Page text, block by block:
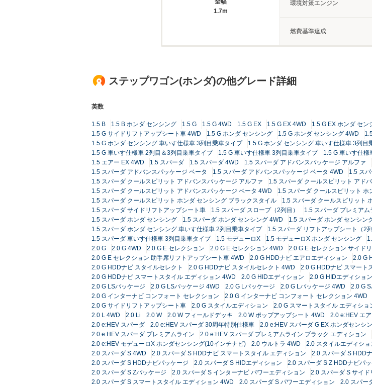
全幅
1.7m
環境対策エンジン
燃費基準達成
ステップワゴン(ホンダ)の他グレード詳細
英数
1.5 B 1.5 B ホンダ センシング 1.5 G 1.5 G 4WD 1.5 G EX 1.5 G EX 4WD 1.5 G EX ホンダ セン
1.5 G サイドリフトアップシート車 4WD
1.5 G ホンダ センシング 1.5 G ホンダ センシング 4WD
1.5 G ホンダ センシング 車いす仕様車 3列目乗車タイプ
1.5 G ホンダ センシング 車いす仕様車 3列目
1.5 G 車いす仕様車 2列目＆3列目乗車タイプ
1.5 G 車いす仕様車 3列目乗車タイプ 1.5 G 車いす仕様
1.5 エアー EX 4WD
1.5 スパーダ 1.5 スパーダ 4WD 1.5 スパーダ アドバンスパッケージ アルファ
1.5 スパーダ アドバンスパッケージ ベータ
1.5 スパーダ アドバンスパッケージ ベータ 4WD 1.5 ス
1.5 スパーダ クールスピリット アドバンスパッケージ アルファ
1.5 スパーダ クールスピリット アド
1.5 スパーダ クールスピリット アドバンスパッケージ ベータ 4WD
1.5 スパーダ クールスピリット ホ
1.5 スパーダ クールスピリット ホンダ センシング ブラックスタイル
1.5 スパーダ クールスピリット
1.5 スパーダ サイドリフトアップシート車
1.5 スパーダ スロープ（2列目） 1.5 スパーダ プレミアム
1.5 スパーダ ホンダ センシング
1.5 スパーダ ホンダ センシング 4WD
1.5 スパーダ ホンダ センシン
1.5 スパーダ ホンダ センシング 車いす仕様車 2列目乗車タイプ
1.5 スパーダ リフトアップシート（2列
1.5 スパーダ 車いす仕様車 3列目乗車タイプ
1.5 モデューロX 1.5 モデューロX ホンダ センシング
2.0 G
2.0 G 4WD 2.0 G E セレクション 2.0 G E セレクション 4WD 2.0 G E セレクション サイド
2.0 G E セレクション 助手席リフトアップシート車 4WD
2.0 G HDDナビ エアロエディション 2.0 G
2.0 G HDDナビ スタイルセレクト
2.0 G HDDナビ スタイルセレクト 4WD
2.0 G HDDナビ スマート
2.0 G HDDナビ スマートスタイル エディション 4WD
2.0 G HIDエディション 2.0 G HIDエディショ
2.0 G LSパッケージ
2.0 G LSパッケージ 4WD 2.0 G Lパッケージ 2.0 G Lパッケージ 4WD 2.0 G
2.0 G インターナビ コンフォート セレクション
2.0 G インターナビ コンフォート セレクション 4WD
2.0 G サイドリフトアップシート車
2.0 G スタイルエディション 2.0 G スマートスタイル エディショ
2.0 L 4WD
2.0 Li 2.0 W 2.0 W フィールドデッキ 2.0 W ポップアップシート 4WD 2.0 e:HEV エ
2.0 e:HEV スパーダ
2.0 e:HEV スパーダ 30周年特別仕様車 2.0 e:HEV スパーダ G EX ホンダセンシ
2.0 e:HEV スパーダ プレミアムライン
2.0 e:HEV スパーダ プレミアムライン ブラック エディション
2.0 e:HEV モデューロX ホンダセンシング(10インチナビ)
2.0 ウルトラ 4WD 2.0 スタイルエディショ
2.0 スパーダ S 4WD
2.0 スパーダ S HDDナビ スマートスタイル エディション
2.0 スパーダ S HDD
2.0 スパーダ S HDDナビパッケージ
2.0 スパーダ S HIDエディション 2.0 スパーダ S Z HDDナビパ
2.0 スパーダ S Zパッケージ
2.0 スパーダ S インターナビ パワーエディション 2.0 スパーダ S サイ
2.0 スパーダ S スマートスタイル エディション 4WD
2.0 スパーダ S パワーエディション 2.0 スパー